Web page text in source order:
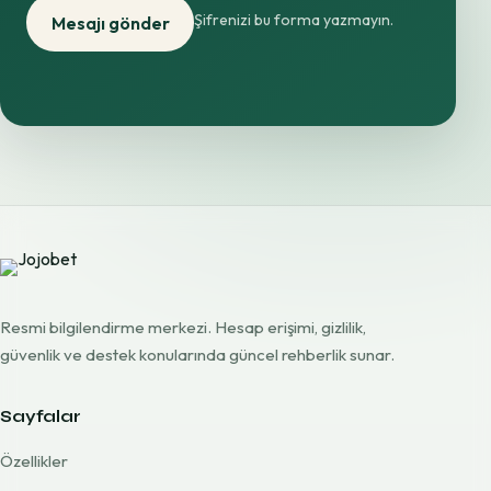
Mesajı gönder Şifrenizi bu forma yazmayın.
Resmi bilgilendirme merkezi. Hesap erişimi, gizlilik,
güvenlik ve destek konularında güncel rehberlik sunar.
Sayfalar
Özellikler